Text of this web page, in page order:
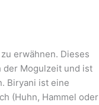
erwähnen. Dieses
der Mogulzeit und ist
Biryani ist eine
(Huhn, Hammel oder